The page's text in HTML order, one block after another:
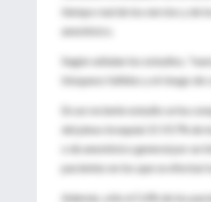
tiempo real de los nervios y de
anestésico.
Según señalan los estudios,
bloqueos fallidos y el riesgo de
En un reciente estudio se ha
del plexo braquial. El 19,7%
o de anestésico general por
pacientes en los que se efectuó
Además, sólo el 5,4% de los